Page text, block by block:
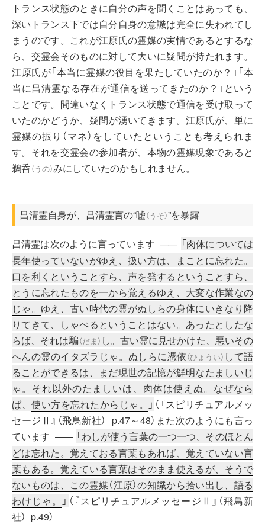
トランス状態のときに自分の声を聞くことはあっても、
深いトランス下では自分自身の意識は完全に失われてし
まうのです。これが江原氏の霊媒の実情であるとするな
ら、交霊会そのものに対して大いに疑問が持たれます。
江原氏が「本当に霊媒の役目を果たしていたのか？」「本
当に昌清霊なる存在が通信を送ってきたのか？」という
ことです。間違いなくトランス状態で通信を受け取って
いたのかどうか、疑問が湧いてきます。江原氏が、単に
霊媒の振り（マネ）をしていたということも考えられま
す。それを交霊会の参加者が、本物の霊媒現象であると
鵜呑（うの）みにしていたのかもしれません。
昌清霊自身が、昌清霊言の“嘘（うそ）”を暴露
昌清霊は次のように言っています ――
「肉体については
長年使っていないがゆえ、扱い方は、まことに忘れた。
口を利くということすら、声を発するということすら、
とうに忘れたものを一から覚えるゆえ、大変な作業なの
じゃ。 ゆえ、古い時代の霊がぬしらの身体にいきなり降
りてきて、しゃべるということはない。あったとしたな
らば、それは騙（だま） し。古い霊に見せかけた、悪いその
へんの霊のイタズラじゃ。ぬしらに憑依（ひょうい） して語
ることができるは、まだ現世の記憶が鮮明なたましいじ
ゃ。それ以外のたましいは、肉体は使えぬ。なぜなら
ば、使い方を忘れたからじゃ。 」 （『スピリチュアルメッ
セージⅡ』 （飛鳥新社） p.47～48）また次のようにも言っ
ています ―― 「わしが使う言葉の一つ一つ、そのほとん
どは忘れた。覚えておる言葉もあれば、覚えていない言
葉もある。覚えている言葉はそのまま使えるが、そうで
ないものは、この霊媒（江原）の知識から拾い出し、語る
わけじゃ。
」 （ 『スピリチュアルメッセージⅡ』 （飛鳥新
社） p.49）